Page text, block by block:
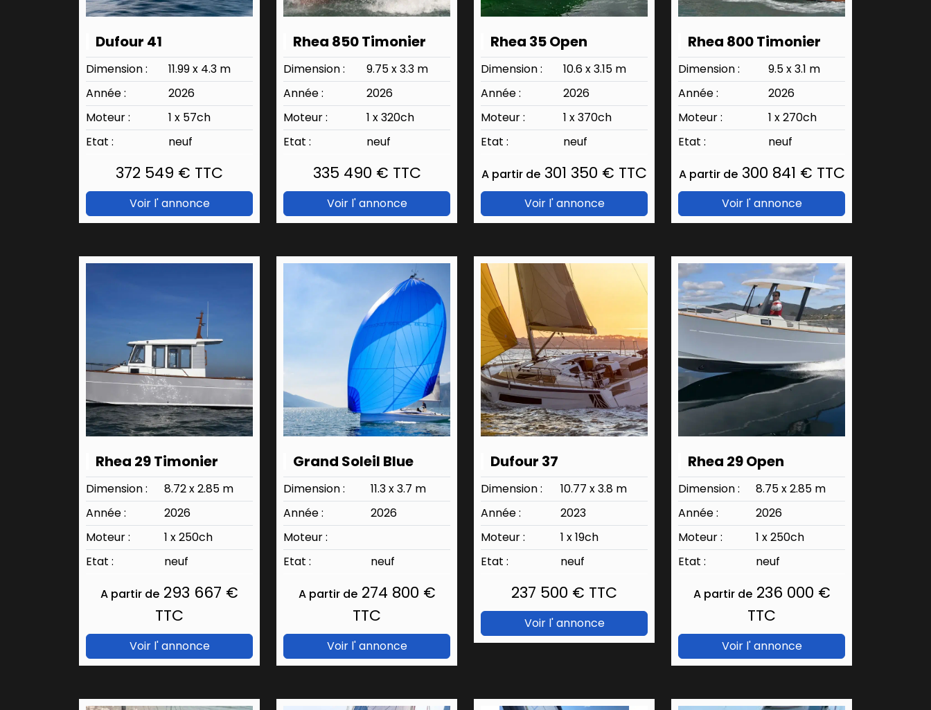
Dufour 41
Dimension :
11.99 x 4.3 m
Année :
2026
Moteur :
1 x 57ch
Etat :
neuf
372 549 € TTC
Voir l' annonce
Rhea 850 Timonier
Dimension :
9.75 x 3.3 m
Année :
2026
Moteur :
1 x 320ch
Etat :
neuf
335 490 € TTC
Voir l' annonce
Rhea 35 Open
Dimension :
10.6 x 3.15 m
Année :
2026
Moteur :
1 x 370ch
Etat :
neuf
A partir de 301 350 € TTC
Voir l' annonce
Rhea 800 Timonier
Dimension :
9.5 x 3.1 m
Année :
2026
Moteur :
1 x 270ch
Etat :
neuf
A partir de300 841 € TTC
Voir l' annonce
Rhea 29 Timonier
Dimension :
8.72 x 2.85 m
Année :
2026
Moteur :
1 x 250ch
Etat :
neuf
A partir de 293 667 €
TTC
Voir l' annonce
Grand Soleil Blue
Dimension :
11.3 x 3.7 m
Année :
2026
Moteur :
Etat :
neuf
A partir de274 800 €
TTC
Voir l' annonce
Dufour 37
Dimension :
10.77 x 3.8 m
Année :
2023
Moteur :
1 x 19ch
Etat :
neuf
237 500 € TTC
Voir l' annonce
Rhea 29 Open
Dimension :
8.75 x 2.85 m
Année :
2026
Moteur :
1 x 250ch
Etat :
neuf
A partir de236 000 €
TTC
Voir l' annonce